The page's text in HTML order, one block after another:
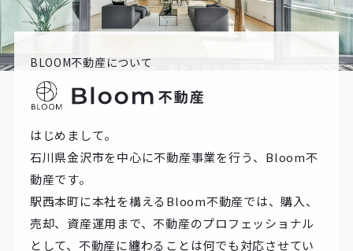
BLOOM不動産について
はじめまして。
石川県金沢市を中心に不動産事業を行う、Bloom不
動産です。
駅西本町に本社を構えるBloom不動産では、購入、
売却、資産運用まで、不動産のプロフェッショナル
として、不動産に纏わることは何でも対応させてい